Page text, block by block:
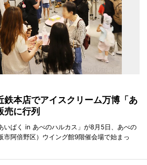
鉄本店でアイスクリーム万博「あ
に行列
いぱく in あべのハルカス」が8月5日、あべの
市阿倍野区）ウイング館9階催会場で始まっ